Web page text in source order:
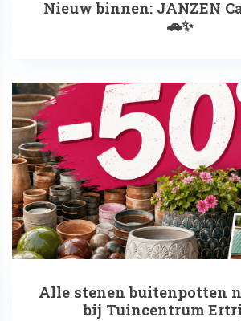
Nieuw binnen: JANZEN
🚗✨
Alle stenen buitenpotten
bij Tuincentrum